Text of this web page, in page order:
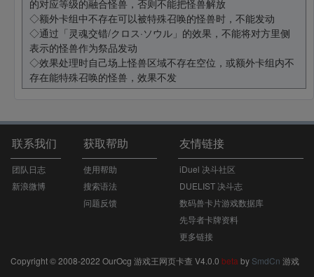
的对应等级的融合怪兽，否则不能把怪兽解放
◇额外卡组中不存在可以被特殊召唤的怪兽时，不能发动
◇通过「灵魂交错/クロス·ソウル」的效果，不能将对方里侧
表示的怪兽作为祭品发动
◇效果处理时自己场上怪兽区域不存在空位，或额外卡组内不
存在能特殊召唤的怪兽，效果不发
联系我们
团队日志
新浪微博
获取帮助
使用帮助
搜索语法
问题反馈
友情链接
iDuel 决斗社区
DUELIST 决斗志
数码兽卡片游戏数据库
先导者卡牌资料
更多链接
Copyright © 2008-2022 OurOcg 游戏王网页卡查 V4.0.0 beta by SmdCn 游戏